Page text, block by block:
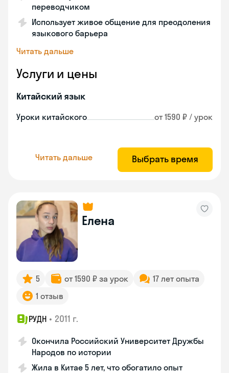
переводчиком
Использует живое общение для преодоления
языкового барьера
Читать дальше
Услуги и цены
Китайский язык
Уроки китайского от 1590 ₽ / урок
Читать дальше Выбрать время
Елена
5 от 1590 ₽ за урок
17 лет опыта
1 отзыв
РУДН • 2011 г.
Окончила Российский Университет Дружбы
Народов по истории
Жила в Китае 5 лет, что обогатило опыт